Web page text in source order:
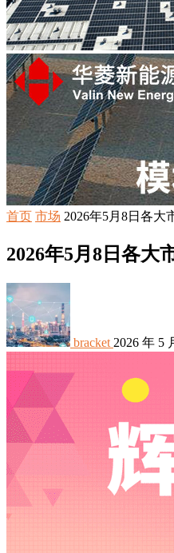
首页 市场 2026年5月8日各大
2026年5月8日各大
bracket 2026 年 5